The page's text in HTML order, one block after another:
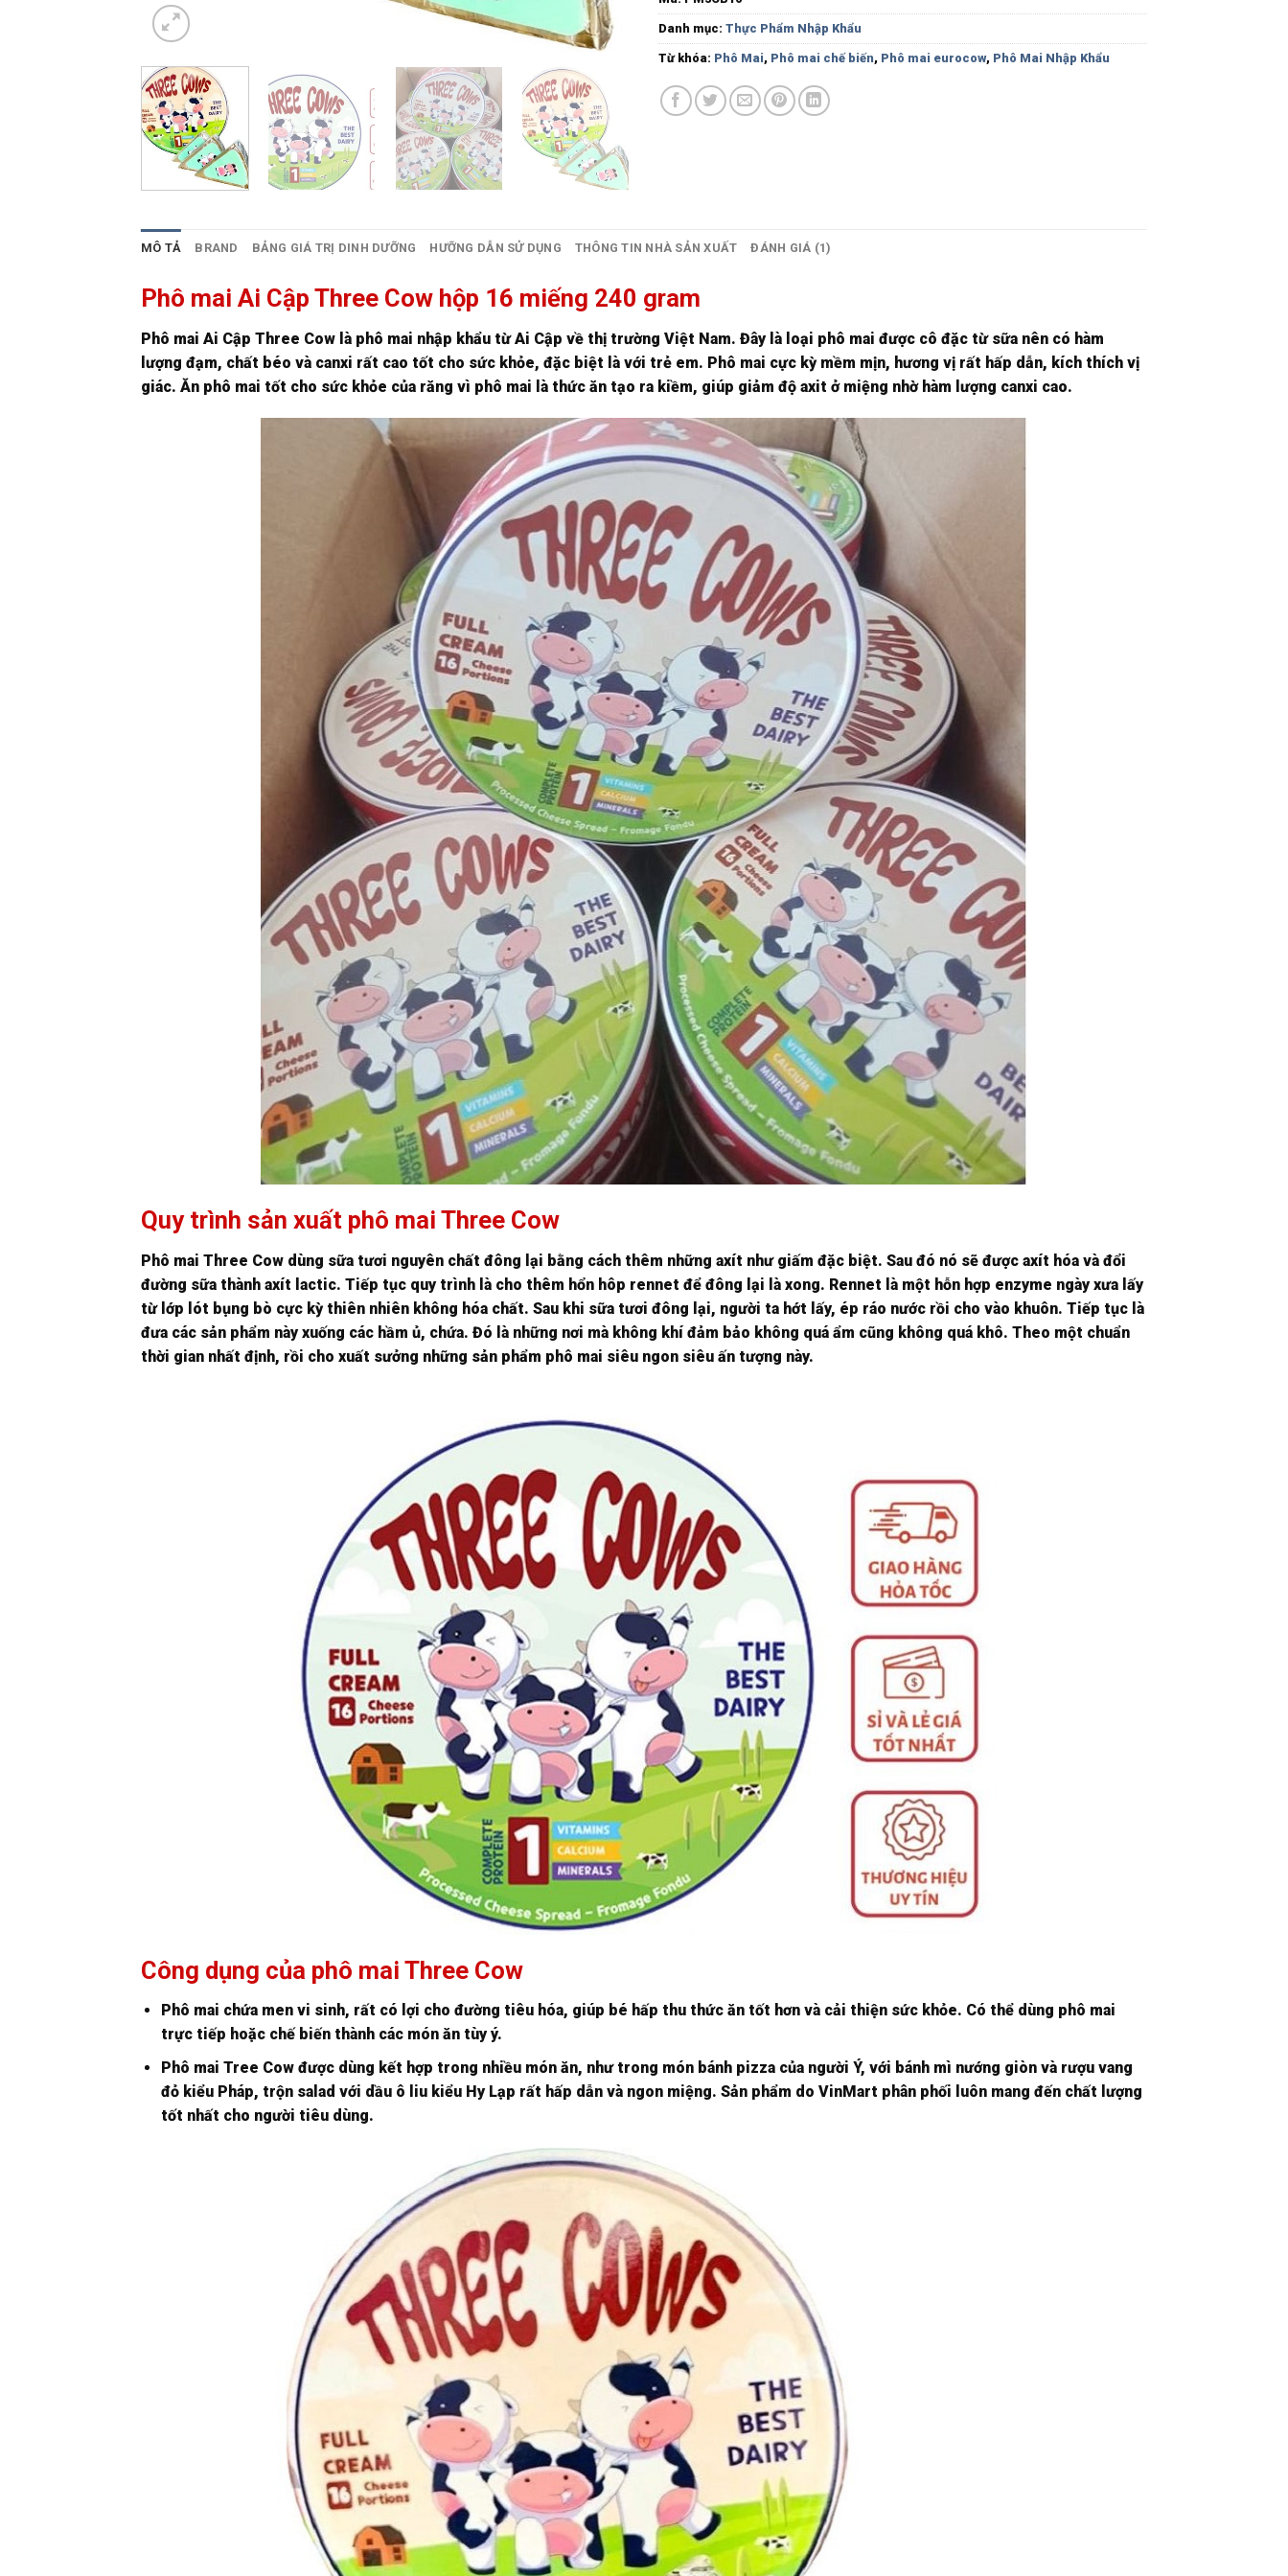
Danh mục: Thực Phẩm Nhập Khẩu
Từ khóa: Phô Mai, Phô mai chế biến, Phô mai eurocow, Phô Mai Nhập Khẩu
MÔ TẢ BRAND BẢNG GIÁ TRỊ DINH DƯỠNG HƯỠNG DẪN SỬ DỤNG THÔNG TIN NHÀ SẢN XUẤT ĐÁNH GIÁ (1)
Phô mai Ai Cập Three Cow hộp 16 miếng 240 gram
Phô mai Ai Cập Three Cow là phô mai nhập khẩu từ Ai Cập về thị trường Việt Nam. Đây là loại phô mai được cô đặc từ sữa nên có hàm
lượng đạm, chất béo và canxi rất cao tốt cho sức khỏe, đặc biệt là với trẻ em. Phô mai cực kỳ mềm mịn, hương vị rất hấp dẫn, kích thích vị
giác. Ăn phô mai tốt cho sức khỏe của răng vì phô mai là thức ăn tạo ra kiềm, giúp giảm độ axit ở miệng nhờ hàm lượng canxi cao.
Quy trình sản xuất phô mai Three Cow
Phô mai Three Cow dùng sữa tươi nguyên chất đông lại bằng cách thêm những axít như giấm đặc biệt. Sau đó nó sẽ được axít hóa và đổi
đường sữa thành axít lactic. Tiếp tục quy trình là cho thêm hổn hôp rennet để đông lại là xong. Rennet là một hỗn hợp enzyme ngày xưa lấy
từ lớp lót bụng bò cực kỳ thiên nhiên không hóa chất. Sau khi sữa tươi đông lại, người ta hớt lấy, ép ráo nước rồi cho vào khuôn. Tiếp tục là
đưa các sản phẩm này xuống các hầm ủ, chứa. Đó là những nơi mà không khí đảm bảo không quá ẩm cũng không quá khô. Theo một chuẩn
thời gian nhất định, rồi cho xuất sưởng những sản phẩm phô mai siêu ngon siêu ấn tượng này.
Công dụng của phô mai Three Cow
Phô mai chứa men vi sinh, rất có lợi cho đường tiêu hóa, giúp bé hấp thu thức ăn tốt hơn và cải thiện sức khỏe. Có thể dùng phô mai
trực tiếp hoặc chế biến thành các món ăn tùy ý.
Phô mai Tree Cow được dùng kết hợp trong nhiều món ăn, như trong món bánh pizza của người Ý, với bánh mì nướng giòn và rượu vang
đỏ kiểu Pháp, trộn salad với dầu ô liu kiểu Hy Lạp rất hấp dẫn và ngon miệng. Sản phẩm do VinMart phân phối luôn mang đến chất lượng
tốt nhất cho người tiêu dùng.